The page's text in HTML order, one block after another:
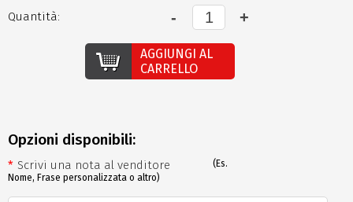
Opzioni disponibili:
Quantità:
* Scrivi una nota al venditore
(Es.
Nome, Frase personalizzata o altro)
AGGIUNGI AL
CARRELLO